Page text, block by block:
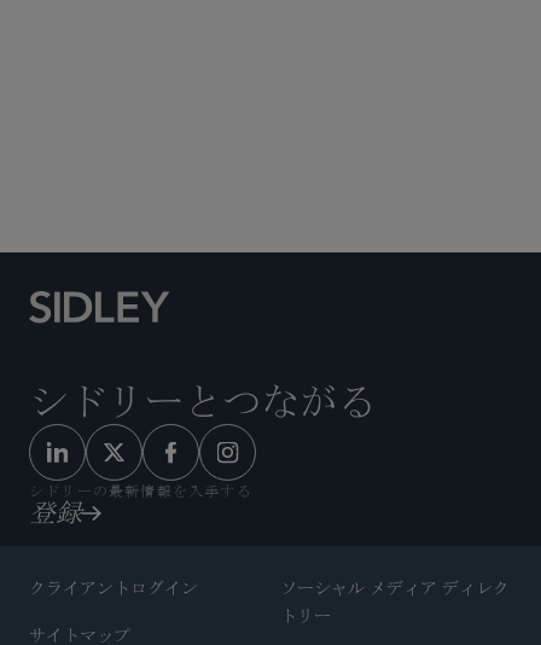
シドリーとつながる
シドリーの最新情報を入手する
登録
クライアントログイン
サイトマップ
ソーシャル メディア ディレク
トリー